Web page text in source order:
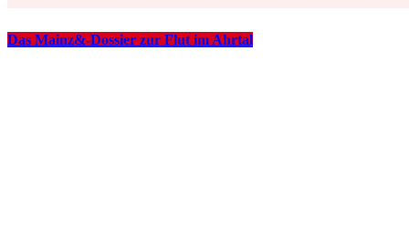
Das Mainz&-Dossier zur Flut im Ahrtal